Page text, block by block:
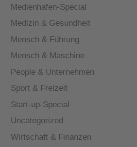
Medienhafen-Special
Medizin & Gesundheit
Mensch & Führung
Mensch & Maschine
People & Unternehmen
Sport & Freizeit
Start-up-Special
Uncategorized
Wirtschaft & Finanzen